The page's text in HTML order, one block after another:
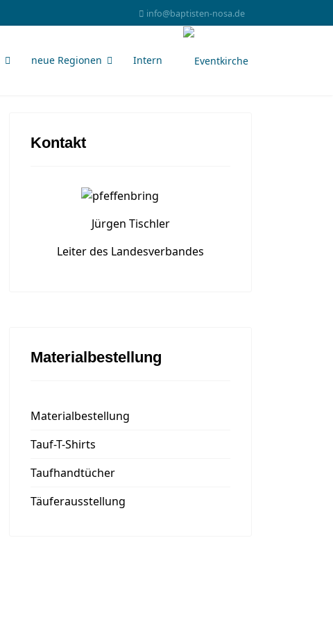
info@baptisten-nosa.de
neue Regionen Intern
Kontakt
Jürgen Tischler
Leiter des Landesverbandes
Materialbestellung
Materialbestellung
Tauf-T-Shirts
Taufhandtücher
Täuferausstellung